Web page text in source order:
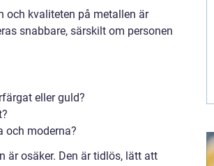
och kvaliteten på metallen är
snabbare, särskilt om personen
eller guld?
och moderna?
är osäker. Den är tidlös, lätt att